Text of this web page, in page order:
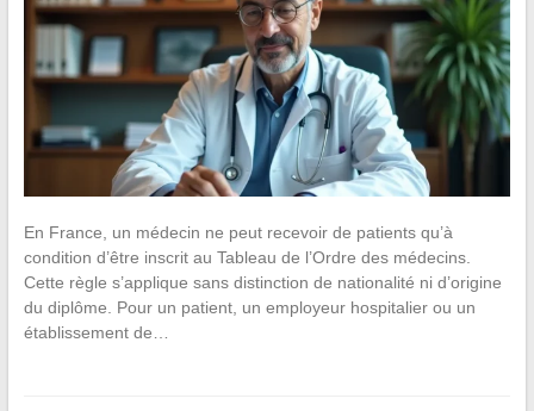
En France, un médecin ne peut recevoir de patients qu’à
condition d’être inscrit au Tableau de l’Ordre des médecins.
Cette règle s’applique sans distinction de nationalité ni d’origine
du diplôme. Pour un patient, un employeur hospitalier ou un
établissement de…